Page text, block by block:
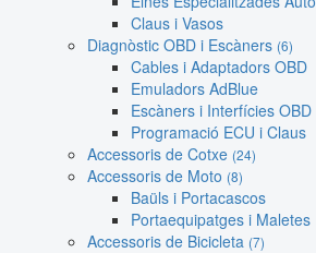
Claus i Vasos
Diagnòstic OBD i Escàners (6)
Cables i Adaptadors OBD
Emuladors AdBlue
Escàners i Interfícies OBD
Programació ECU i Claus
Accessoris de Cotxe (24)
Accessoris de Moto (8)
Baüls i Portacascos
Portaequipatges i Maletes
Accessoris de Bicicleta (7)